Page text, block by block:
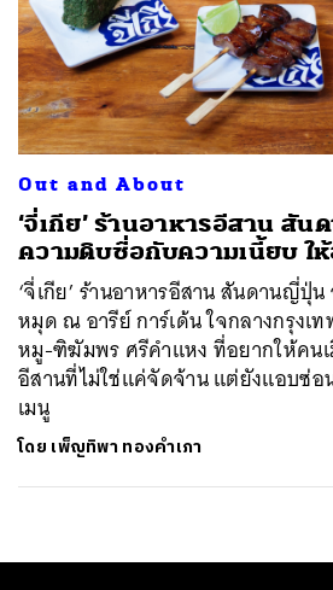
Out and About
‘จี่เกีย’ ร้านอาหารอีสาน สั
ความดิบซื่อกับความเนี้ยบ ใ
‘จี่เกีย’ ร้านอาหารอีสาน สันดานญี่ปุ่
หมุด ณ อารีย์ การ์เด้น ใจกลางกรุงเ
หมู-ฑิฆัมพร ศรีคำแหง ที่อยากให้คนเ
อีสานที่ไม่ใช่แค่จัดจ้าน แต่ยังแอบซ่
เมนู
โดย เพ็ญทิพา ทองคำเภา
ค้นหา
SHARE TWEET